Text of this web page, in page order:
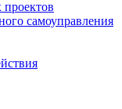
самоуправления